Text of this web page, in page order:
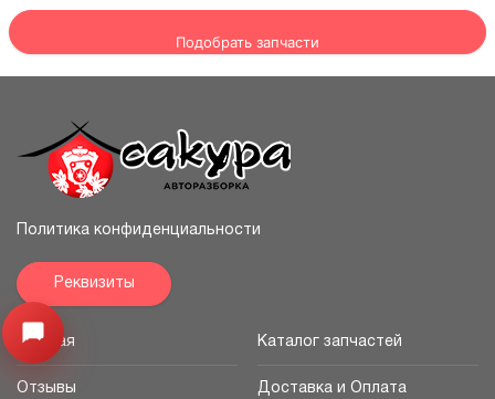
Подобрать запчасти
Узнайте цену запчасти -> Открыть меню
Политика конфиденциальности
Реквизиты
Главная Каталог запчастей
Отзывы Доставка и Оплата